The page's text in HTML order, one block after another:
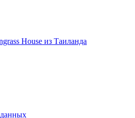
House из Таиланда